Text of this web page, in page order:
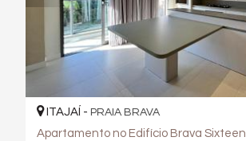
ITAJAÍ - PRAIA BRAVA
Apartamento no Edifício Brava Sixteen